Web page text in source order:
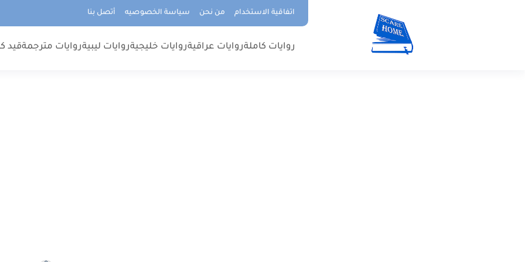
اتفاقية الاستخدام من نحن سياسة الخصوصيه أتصل بنا
روايات كاملةروايات عراقيةروايات خليجيةروايات ليبيةروايات مترجمةقيد